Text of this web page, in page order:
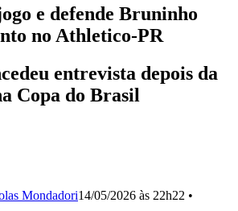
e defende Bruninho
no Athletico-PR
entrevista depois da
Copa do Brasil
Mondadori14/05/2026 às 22h22 •